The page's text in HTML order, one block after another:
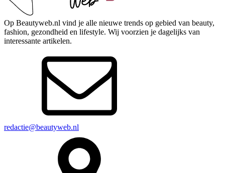
Op Beautyweb.nl vind je alle nieuwe trends op gebied van beauty,
fashion, gezondheid en lifestyle. Wij voorzien je dagelijks van
interessante artikelen.
redactie@beautyweb.nl